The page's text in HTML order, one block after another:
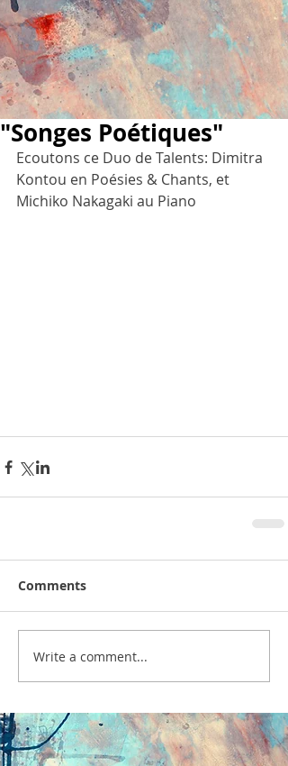
"Songes Poétiques"
Ecoutons ce Duo de Talents: Dimitra
Kontou en Poésies & Chants, et
Michiko Nakagaki au Piano
Comments
Write a comment...